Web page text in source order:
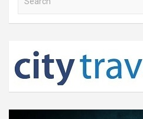
h